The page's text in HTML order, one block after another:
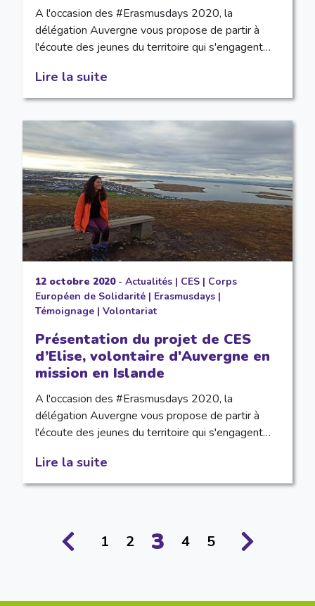
A l'occasion des #Erasmusdays 2020, la
délégation Auvergne vous propose de partir à
l'écoute des jeunes du territoire qui s'engagent…
Lire la suite
12 octobre 2020- Actualités| CES| Corps
Européen de Solidarité| Erasmusdays|
Témoignage| Volontariat
Présentation du projet de CES
d’Elise, volontaire d'Auvergne en
mission en Islande
A l'occasion des #Erasmusdays 2020, la
délégation Auvergne vous propose de partir à
l'écoute des jeunes du territoire qui s'engagent…
Lire la suite
1 2 3 4 5